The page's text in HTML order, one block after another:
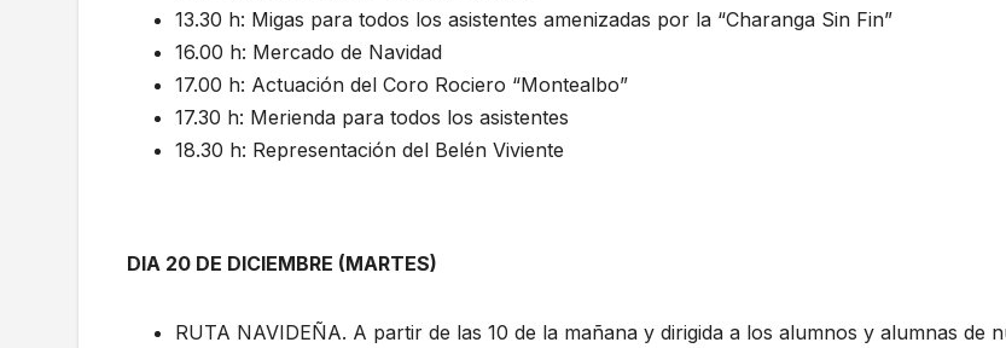
13.30 h: Migas para todos los asistentes amenizadas por la “Charanga Sin Fin”
16.00 h: Mercado de Navidad
17.00 h: Actuación del Coro Rociero “Montealbo”
17.30 h: Merienda para todos los asistentes
18.30 h: Representación del Belén Viviente
DIA 20 DE DICIEMBRE (MARTES)
RUTA NAVIDEÑA. A partir de las 10 de la mañana y dirigida a los alumnos y alumnas de